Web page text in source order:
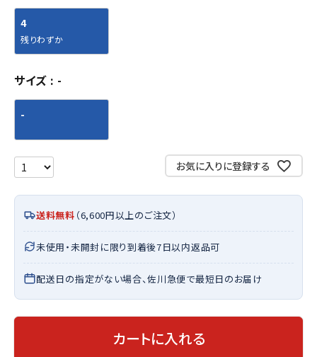
4
残りわずか
サイズ -
-
お気に入りに登録する
送料無料 （6,600円以上のご注文）
未使用・未開封に限り到着後7日以内返品可
配送日の指定がない場合、佐川急便で最短日のお届け
カートに入れる